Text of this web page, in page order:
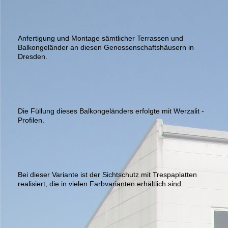
Anfertigung und Montage sämtlicher Terrassen und
Balkongeländer an diesen Genossenschaftshäusern in
Dresden.
Die Füllung dieses Balkongeländers erfolgte mit Werzalit -
Profilen.
Bei dieser Variante ist der Sichtschutz mit Trespaplatten
realisiert, die in vielen Farbvarianten erhältlich sind.